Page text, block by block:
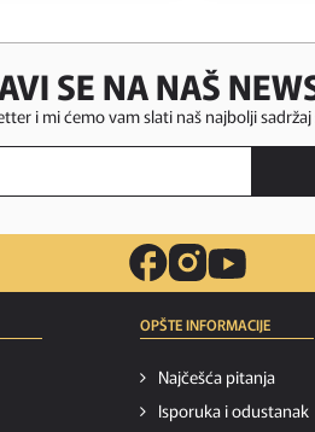
SE NA NAŠ
i mi ćemo vam slati naš najbolji
OPŠTE INFORMACIJE
Najčešća pitanja
Isporuka i odustanak